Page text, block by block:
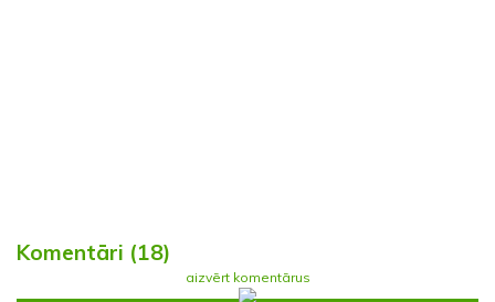
Komentāri (18)
aizvērt komentārus